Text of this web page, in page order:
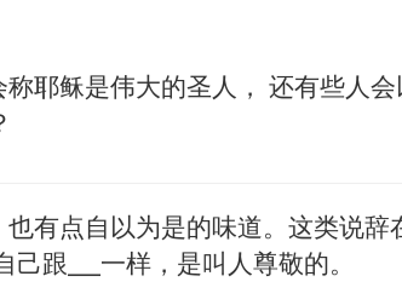
耶稣是伟大的圣人， 还有些人
有点自以为是的味道。这类说辞
跟___一样，是叫人尊敬的。